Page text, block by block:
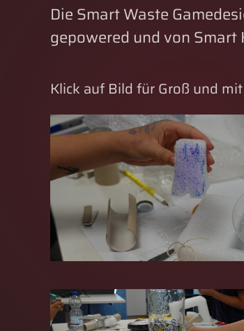
Die Smart Waste
gepowered und von Smart
Klick auf Bild für Groß und
GROSS